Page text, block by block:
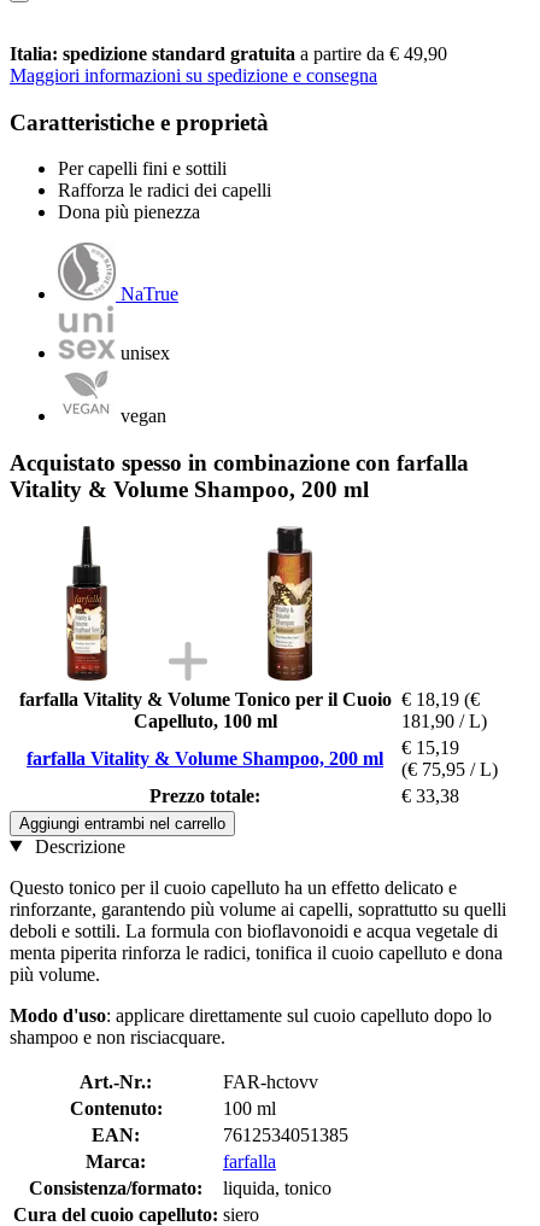
Italia: spedizione standard gratuita a partire da € 49,90
Maggiori informazioni su spedizione e consegna
Caratteristiche e proprietà
Per capelli fini e sottili
Rafforza le radici dei capelli
Dona più pienezza
NaTrue
unisex
vegan
Acquistato spesso in combinazione con farfalla
Vitality & Volume Shampoo, 200 ml
farfalla Vitality & Volume Tonico per il Cuoio
Capelluto, 100 ml
€ 18,19 (€
181,90 / L)
farfalla Vitality & Volume Shampoo, 200 ml
€ 15,19
(€ 75,95 / L)
Prezzo totale:
€ 33,38
Aggiungi entrambi nel carrello
Descrizione
Questo tonico per il cuoio capelluto ha un effetto delicato e
rinforzante, garantendo più volume ai capelli, soprattutto su quelli
deboli e sottili. La formula con bioflavonoidi e acqua vegetale di
menta piperita rinforza le radici, tonifica il cuoio capelluto e dona
più volume.
Modo d'uso: applicare direttamente sul cuoio capelluto dopo lo
shampoo e non risciacquare.
Art.-Nr.:
FAR-hctovv
Contenuto:
100 ml
EAN:
7612534051385
Marca:
farfalla
Consistenza/formato:
liquida, tonico
Cura del cuoio capelluto: siero